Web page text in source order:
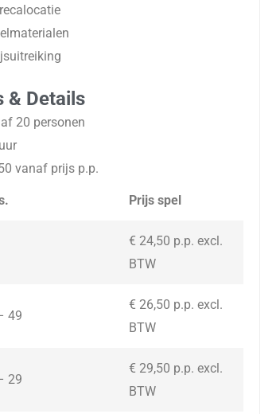
& Details
20 personen
vanaf prijs p.p.
Prijs spel
€ 24,50 p.p. excl.
BTW
49
€ 26,50 p.p. excl.
BTW
29
€ 29,50 p.p. excl.
BTW